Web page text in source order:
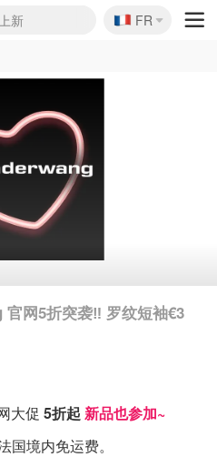
新
大促
失效
折
外叠85折
日更新
起+叠9折
🇫🇷
FR
网5折突袭‼️ 罗纹短袖€3
大促 5折起 新品也参加~
境内免运费。